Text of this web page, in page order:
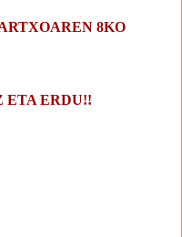
8KO
ERDU!!